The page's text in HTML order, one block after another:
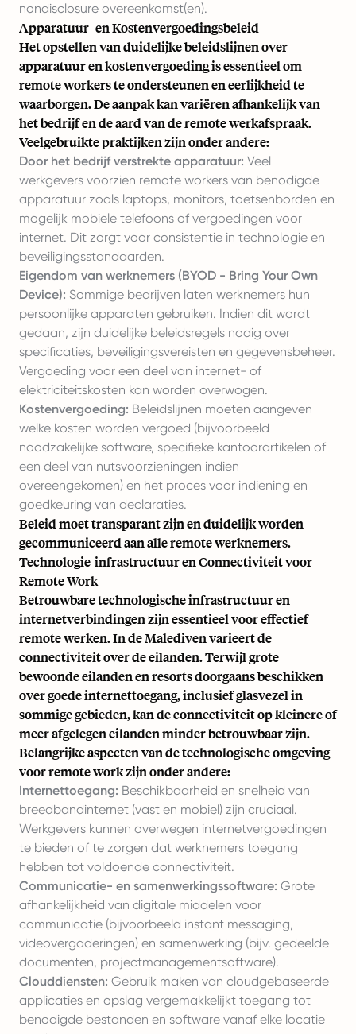
nondisclosure overeenkomst(en).
Apparatuur- en Kostenvergoedingsbeleid
Het opstellen van duidelijke beleidslijnen over
apparatuur en kostenvergoeding is essentieel om
remote workers te ondersteunen en eerlijkheid te
waarborgen. De aanpak kan variëren afhankelijk van
het bedrijf en de aard van de remote werkafspraak.
Veelgebruikte praktijken zijn onder andere:
Door het bedrijf verstrekte apparatuur: Veel
werkgevers voorzien remote workers van benodigde
apparatuur zoals laptops, monitors, toetsenborden en
mogelijk mobiele telefoons of vergoedingen voor
internet. Dit zorgt voor consistentie in technologie en
beveiligingsstandaarden.
Eigendom van werknemers (BYOD - Bring Your Own
Device): Sommige bedrijven laten werknemers hun
persoonlijke apparaten gebruiken. Indien dit wordt
gedaan, zijn duidelijke beleidsregels nodig over
specificaties, beveiligingsvereisten en gegevensbeheer.
Vergoeding voor een deel van internet- of
elektriciteitskosten kan worden overwogen.
Kostenvergoeding: Beleidslijnen moeten aangeven
welke kosten worden vergoed (bijvoorbeeld
noodzakelijke software, specifieke kantoorartikelen of
een deel van nutsvoorzieningen indien
overeengekomen) en het proces voor indiening en
goedkeuring van declaraties.
Beleid moet transparant zijn en duidelijk worden
gecommuniceerd aan alle remote werknemers.
Technologie-infrastructuur en Connectiviteit voor
Remote Work
Betrouwbare technologische infrastructuur en
internetverbindingen zijn essentieel voor effectief
remote werken. In de Malediven varieert de
connectiviteit over de eilanden. Terwijl grote
bewoonde eilanden en resorts doorgaans beschikken
over goede internettoegang, inclusief glasvezel in
sommige gebieden, kan de connectiviteit op kleinere of
meer afgelegen eilanden minder betrouwbaar zijn.
Belangrijke aspecten van de technologische omgeving
voor remote work zijn onder andere:
Internettoegang: Beschikbaarheid en snelheid van
breedbandinternet (vast en mobiel) zijn cruciaal.
Werkgevers kunnen overwegen internetvergoedingen
te bieden of te zorgen dat werknemers toegang
hebben tot voldoende connectiviteit.
Communicatie- en samenwerkingssoftware: Grote
afhankelijkheid van digitale middelen voor
communicatie (bijvoorbeeld instant messaging,
videovergaderingen) en samenwerking (bijv. gedeelde
documenten, projectmanagementsoftware).
Clouddiensten: Gebruik maken van cloudgebaseerde
applicaties en opslag vergemakkelijkt toegang tot
benodigde bestanden en software vanaf elke locatie